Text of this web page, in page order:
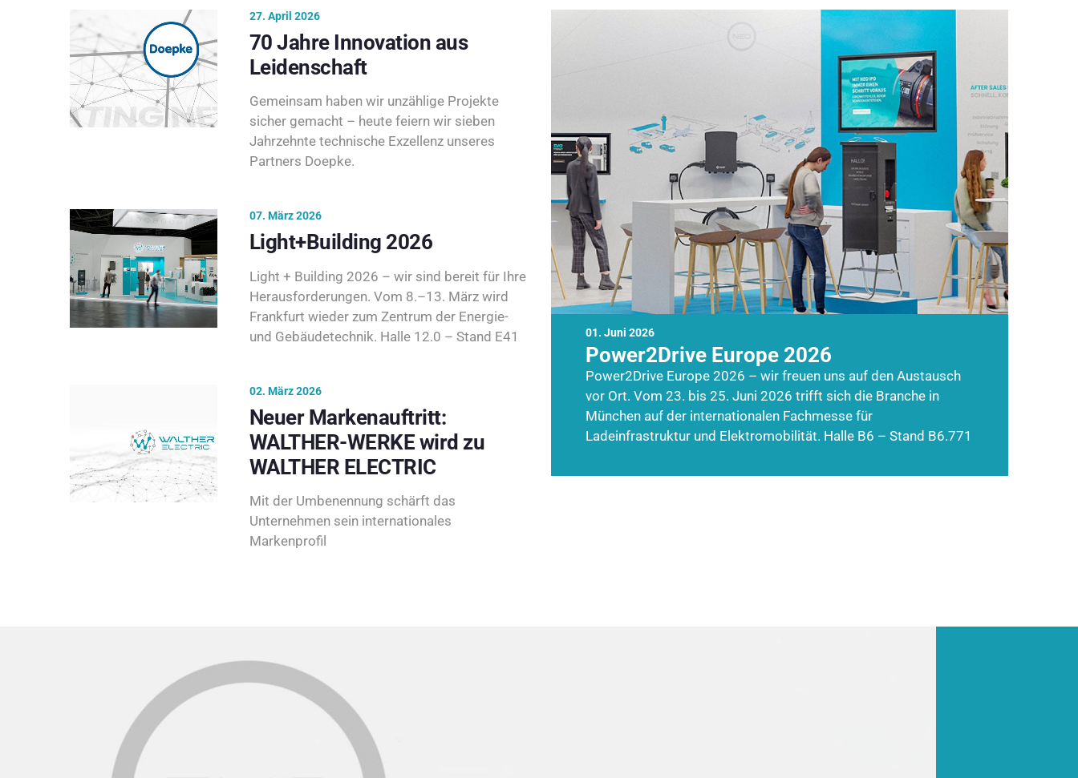
01. Juni 2026
Power2Drive Europe 2026
Power2Drive Europe 2026 – wir freuen uns auf den Austausch
vor Ort. Vom 23. bis 25. Juni 2026 trifft sich die Branche in
München auf der internationalen Fachmesse für
Ladeinfrastruktur und Elektromobilität. Halle B6 – Stand B6.771
27. April 2026
70 Jahre Innovation aus
Leidenschaft
Gemeinsam haben wir unzählige Projekte
sicher gemacht – heute feiern wir sieben
Jahrzehnte technische Exzellenz unseres
Partners Doepke.
07. März 2026
Light+Building 2026
Light + Building 2026 – wir sind bereit für Ihre
Herausforderungen. Vom 8.–13. März wird
Frankfurt wieder zum Zentrum der Energie-
und Gebäudetechnik. Halle 12.0 – Stand E41
02. März 2026
Neuer Markenauftritt:
WALTHER-WERKE wird zu
WALTHER ELECTRIC
Mit der Umbenennung schärft das
Unternehmen sein internationales
Markenprofil